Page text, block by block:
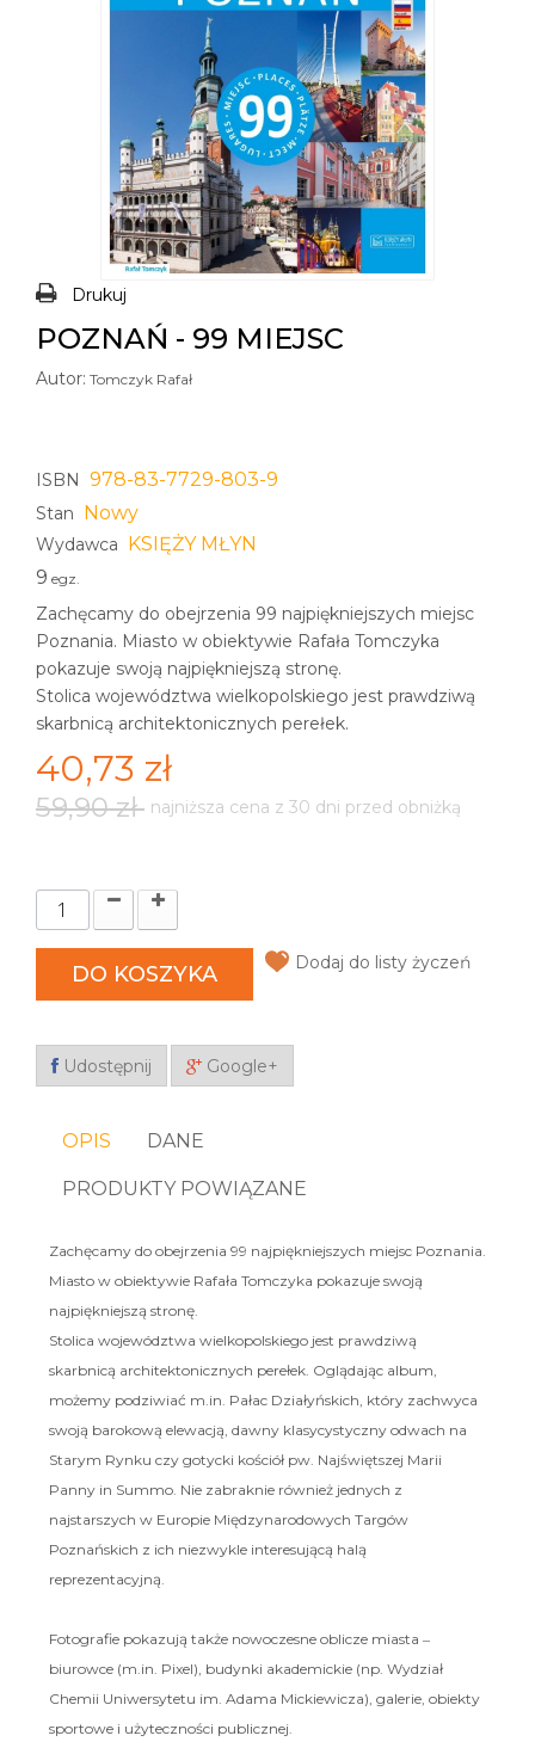
Drukuj
POZNAŃ - 99 MIEJSC
Autor: Tomczyk Rafał
ISBN 978-83-7729-803-9
Stan Nowy
Wydawca KSIĘŻY MŁYN
9 egz.
Zachęcamy do obejrzenia 99 najpiękniejszych miejsc
Poznania. Miasto w obiektywie Rafała Tomczyka
pokazuje swoją najpiękniejszą stronę.
Stolica województwa wielkopolskiego jest prawdziwą
skarbnicą architektonicznych perełek.
40,73 zł
59,90 zł najniższa cena z 30 dni przed obniżką
DO KOSZYKA Dodaj do listy życzeń
Udostępnij Google+
OPIS DANE
PRODUKTY POWIĄZANE
Zachęcamy do obejrzenia 99 najpiękniejszych miejsc Poznania.
Miasto w obiektywie Rafała Tomczyka pokazuje swoją
najpiękniejszą stronę.
Stolica województwa wielkopolskiego jest prawdziwą
skarbnicą architektonicznych perełek. Oglądając album,
możemy podziwiać m.in. Pałac Działyńskich, który zachwyca
swoją barokową elewacją, dawny klasycystyczny odwach na
Starym Rynku czy gotycki kościół pw. Najświętszej Marii
Panny in Summo. Nie zabraknie również jednych z
najstarszych w Europie Międzynarodowych Targów
Poznańskich z ich niezwykle interesującą halą
reprezentacyjną.
Fotografie pokazują także nowoczesne oblicze miasta ‒
biurowce (m.in. Pixel), budynki akademickie (np. Wydział
Chemii Uniwersytetu im. Adama Mickiewicza), galerie, obiekty
sportowe i użyteczności publicznej.